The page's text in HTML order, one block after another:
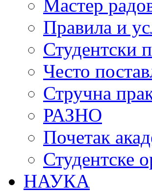
Мастер
Правила и
Студентски
Често
Стручна
РАЗНО
Почетак
Студентске
НАУКА